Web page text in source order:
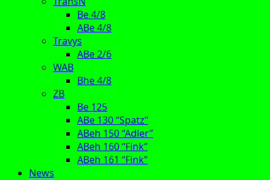
Be 4/8
ABe 4/8
Travys
ABe 2/6
WAB
Bhe 4/8
ZB
Be 125
ABe 130 “Spatz”
ABeh 150 “Adler”
ABeh 160 “Fink”
ABeh 161 “Fink”
News